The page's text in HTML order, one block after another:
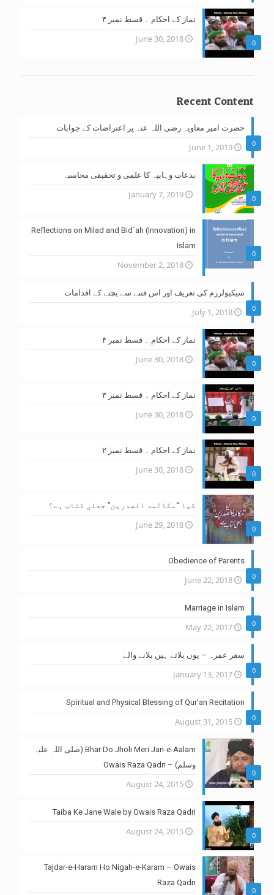
0
نماز کے احکام ۔ قسط نمبر ۴
June 30, 2018
Recent Content
0
حضرت امیر معاویہ رضی اللہ عنہ پر اعتراضات کے جوابات
June 1, 2019
0
بدعات وہابیہ کا علمی و تحقیقی محاسبہ
January 7, 2019
0
Reflections on Milad and Bid`ah (Innovation) in
Islam
November 2, 2018
0
سیکیولرزم کی تعریف اور اس فتنے سے بچنے کے اقدامات
July 1, 2018
0
نماز کے احکام ۔ قسط نمبر ۴
June 30, 2018
0
نماز کے احکام ۔ قسط نمبر ۳
June 30, 2018
0
نماز کے احکام ۔ قسط نمبر ۲
June 30, 2018
0
کیا “مکالمۃ الصدرین” جعلی کتاب ہے؟
June 29, 2018
0
Obedience of Parents
June 22, 2018
0
Marriage in Islam
May 22, 2017
0
سفر عمرہ – یوں بلاتے ہیں بلانے والے
January 13, 2017
0
Spiritual and Physical Blessing of Qur’an Recitation
August 31, 2015
0
Bhar Do Jholi Meri Jan-e-Aalam (صلی اللہ علیہ
وسلم) – Owais Raza Qadri
August 24, 2015
0
Taiba Ke Jane Wale by Owais Raza Qadri
August 24, 2015
0
Tajdar-e-Haram Ho Nigah-e-Karam – Owais
Raza Qadri